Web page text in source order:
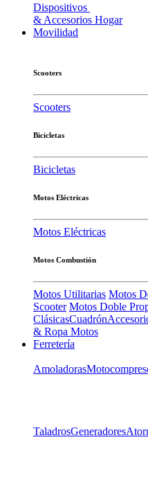
Dispositivos
& Accesorios Hogar
Movilidad
Scooters
Scooters
Bicicletas
Bicicletas
Motos Eléctricas
Motos Eléctricas
Motos Combustión
Motos Utilitarias Motos
Scooter Motos Doble
ClásicasCuadrón
& Ropa Motos
Ferretería
Amoladoras
TaladrosGeneradores